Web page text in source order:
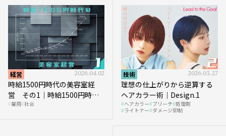
経営 2026.04.02
時給1500円時代の美容室経
営 その1｜時給1500円時代
へ向かう社会的背景
雇用 社会
技術 2026.03.27
理想の仕上がりから逆算する
ヘアカラー術｜Design.1
ヘアカラー ブリーチ 処理剤
ライトナー ダメージ抑制